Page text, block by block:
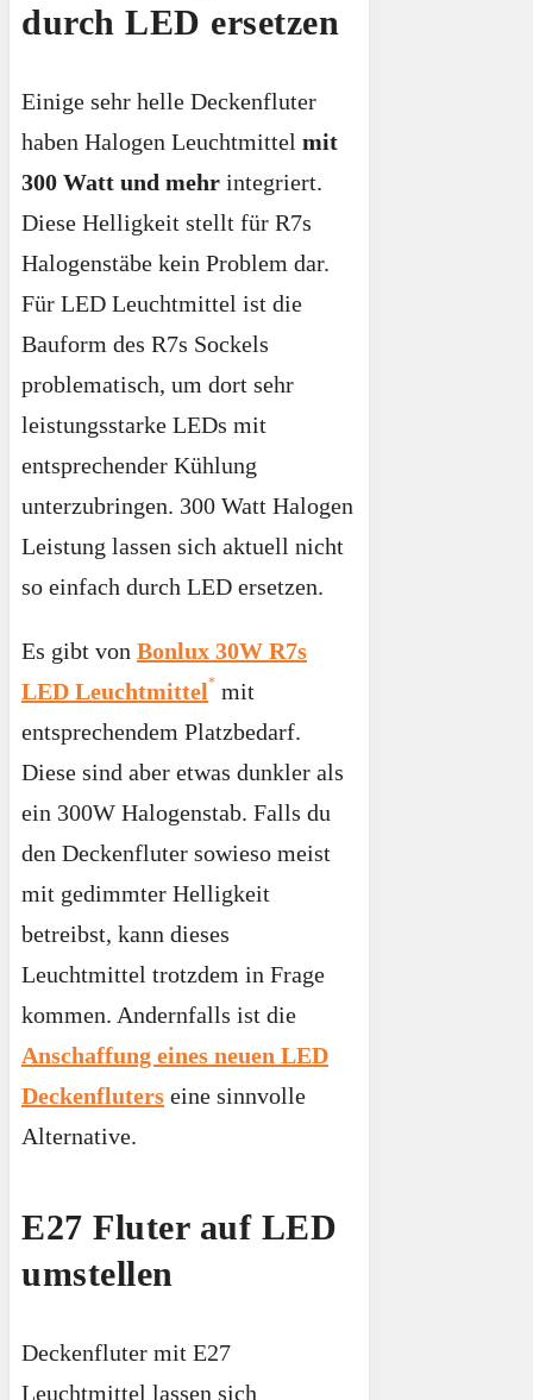
durch LED ersetzen
Einige sehr helle Deckenfluter
haben Halogen Leuchtmittel mit
300 Watt und mehr integriert.
Diese Helligkeit stellt für R7s
Halogenstäbe kein Problem dar.
Für LED Leuchtmittel ist die
Bauform des R7s Sockels
problematisch, um dort sehr
leistungsstarke LEDs mit
entsprechender Kühlung
unterzubringen. 300 Watt Halogen
Leistung lassen sich aktuell nicht
so einfach durch LED ersetzen.
Es gibt von Bonlux 30W R7s
LED Leuchtmittel mit
entsprechendem Platzbedarf.
Diese sind aber etwas dunkler als
ein 300W Halogenstab. Falls du
den Deckenfluter sowieso meist
mit gedimmter Helligkeit
betreibst, kann dieses
Leuchtmittel trotzdem in Frage
kommen. Andernfalls ist die
Anschaffung eines neuen LED
Deckenfluters eine sinnvolle
Alternative.
E27 Fluter auf LED
umstellen
Deckenfluter mit E27
Leuchtmittel lassen sich